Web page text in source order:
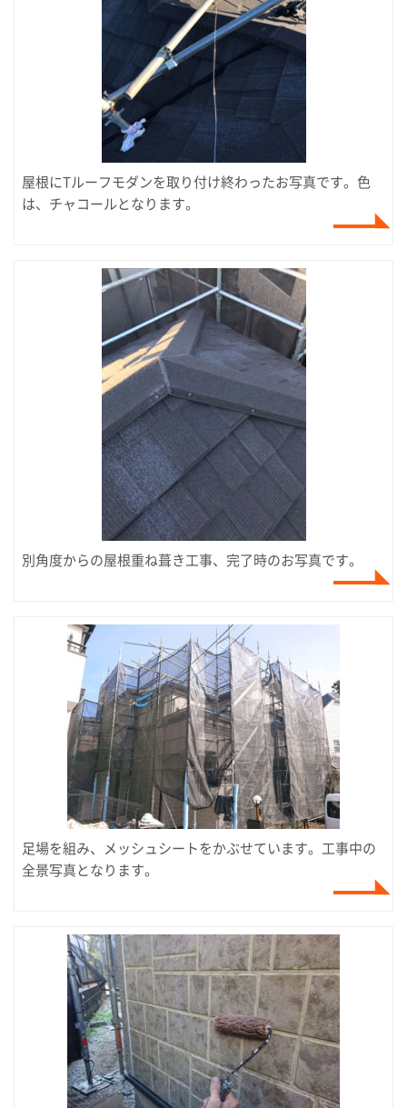
屋根にTルーフモダンを取り付け終わったお写真です。色
は、チャコールとなります。
別角度からの屋根重ね葺き工事、完了時のお写真です。
足場を組み、メッシュシートをかぶせています。工事中の
全景写真となります。